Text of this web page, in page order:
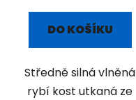
DO KOŠÍKU
Středně silná vlněná
rybí kost utkaná ze